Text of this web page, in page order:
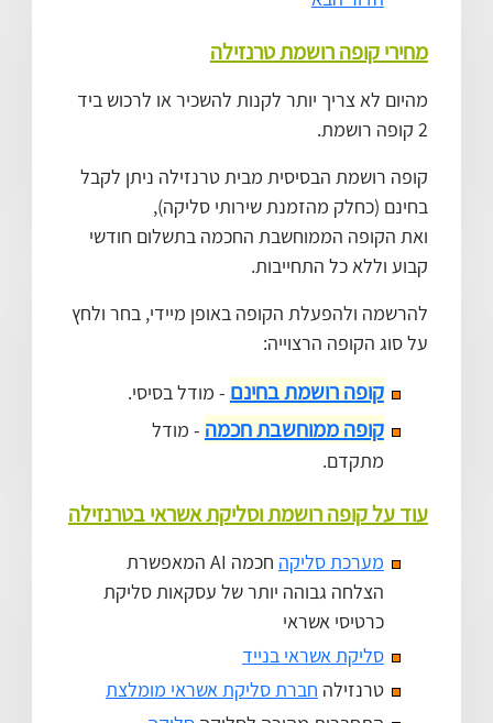
מחירי קופה רושמת טרנזילה
מהיום לא צריך יותר לקנות להשכיר או לרכוש ביד
2 קופה רושמת.
קופה רושמת הבסיסית מבית טרנזילה ניתן לקבל
בחינם (כחלק מהזמנת שירותי סליקה),
ואת הקופה הממוחשבת החכמה בתשלום חודשי
קבוע וללא כל התחייבות.
להרשמה ולהפעלת הקופה באופן מיידי, בחר ולחץ
על סוג הקופה הרצוייה:
קופה רושמת בחינם - מודל בסיסי.
קופה ממוחשבת חכמה - מודל
מתקדם.
עוד על קופה רושמת וסליקת אשראי בטרנזילה
מערכת סליקה
חכמה AI המאפשרת
הצלחה גבוהה יותר של עסקאות סליקת
כרטיסי אשראי
סליקת אשראי בנייד
טרנזילה חברת סליקת אשראי מומלצת